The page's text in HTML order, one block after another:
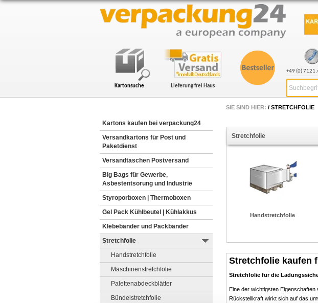
+49 (0) 7121
Kartonsuche Lieferung frei Haus
SIE SIND HIER: / STRETCHFOLIE
Kartons kaufen bei verpackung24
Versandkartons für Post und
Paketdienst
Versandtaschen Postversand
Big Bags für Gewerbe,
Asbestentsorung und Industrie
Styroporboxen | Thermoboxen
Gel Pack Kühlbeutel | Kühlakkus
Klebebänder und Packbänder
Stretchfolie
Handstretchfolie
Maschinenstretchfolie
Palettenabdeckblätter
Bündelstretchfolie
Stretchfolie
Handstretchfolie
Stretchfolie kaufen
Stretchfolie für die
Eine der wichtigsten
Rückstellkraft wirkt sich auf das